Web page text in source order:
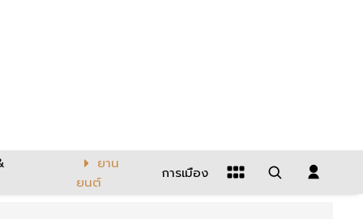
ยาน
ยนต์
การเมือง